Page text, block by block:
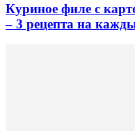
Куриное филе с
– 3 рецепта на